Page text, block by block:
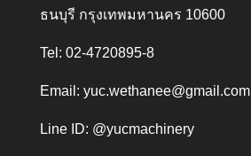
ธนบุรี กรุงเทพมหานคร 10600
Tel: 02-4720895-8
Email: yuc.wethanee@gmail.com
Line ID: @yucmachinery